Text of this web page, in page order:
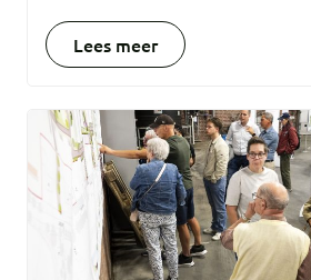
Lees meer